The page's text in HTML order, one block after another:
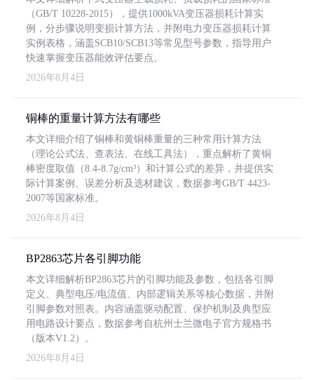
（GB/T 10228-2015），提供1000kVA变压器损耗计算实
例，分步骤说明变损计算方法，并附电力变压器损耗计算
实例表格，涵盖SCB10/SCB13等常见型号参数，指导用户
快速掌握变压器能效评估要点。
2026年8月4日
铜棒的重量计算方法有哪些
本文详细介绍了铜棒和黄铜棒重量的三种常用计算方法
（理论公式法、查表法、在线工具法），重点解析了黄铜
棒密度取值（8.4-8.7g/cm³）和计算公式的差异，并提供实
际计算案例、误差分析及选材建议，数据参考GB/T 4423-
2007等国家标准。
2026年8月4日
BP2863芯片各引脚功能
本文详细解析BP2863芯片的引脚功能及参数，包括各引脚
定义、典型电压/电流值、内部逻辑关系等核心数据，并附
引脚参数对照表。内容涵盖驱动配置、保护机制及典型应
用电路设计要点，数据参考自杭州士兰微电子官方规格书
（版本V1.2）。
2026年8月4日